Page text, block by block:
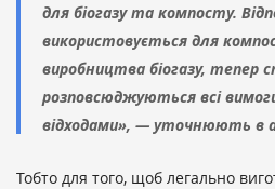
для біогазу та компосту.
використовується для
виробництва біогазу, тепер
розповсюджуються всі
відходами», — уточнюють в
Тобто для того, щоб легально